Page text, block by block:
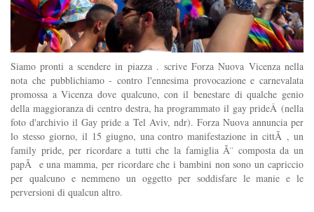
Siamo pronti a scendere in piazza . scrive Forza Nuova Vicenza nella
nota che pubblichiamo - contro l'ennesima provocazione e carnevalata
promossa a Vicenza dove qualcuno, con il benestare di qualche genio
della maggioranza di centro destra, ha programmato il gay prideÂ (nella
foto d'archivio il Gay pride a Tel Aviv, ndr). Forza Nuova annuncia per
lo stesso giorno, il 15 giugno, una contro manifestazione in cittÃ , un
family pride, per ricordare a tutti che la famiglia Ã¨ composta da un
papÃ e una mamma, per ricordare che i bambini non sono un capriccio
per qualcuno e nemmeno un oggetto per soddisfare le manie e le
perversioni di qualcun altro.